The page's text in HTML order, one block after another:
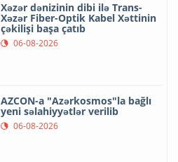
Xəzər dənizinin dibi ilə Trans-
Xəzər Fiber-Optik Kabel Xəttinin
çəkilişi başa çatıb
06-08-2026
AZCON-a "Azərkosmos"la bağlı
yeni səlahiyyətlər verilib
06-08-2026